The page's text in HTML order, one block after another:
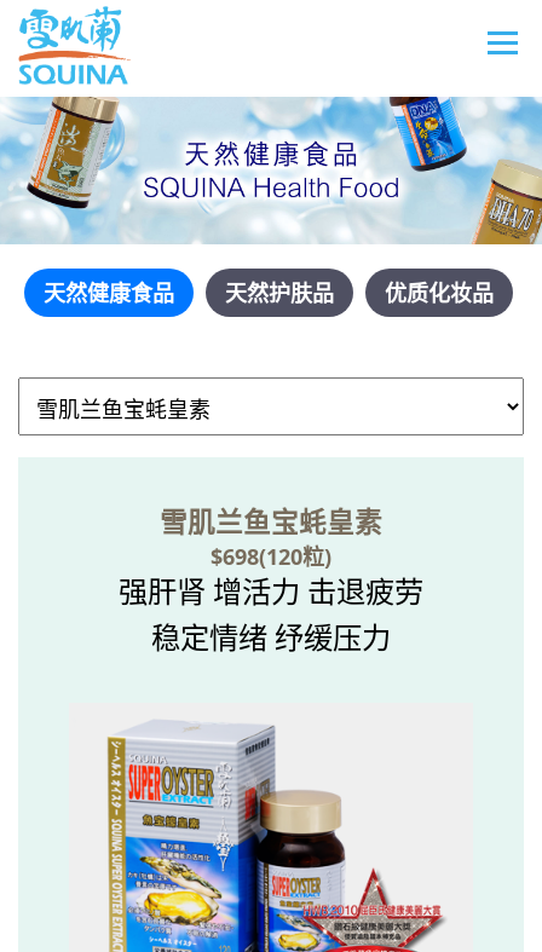
天然健康食品 天然护肤品 优质化妆品
雪肌兰鱼宝蚝皇素
$698(120粒)
强肝肾 增活力 击退疲劳
稳定情绪 纾缓压力